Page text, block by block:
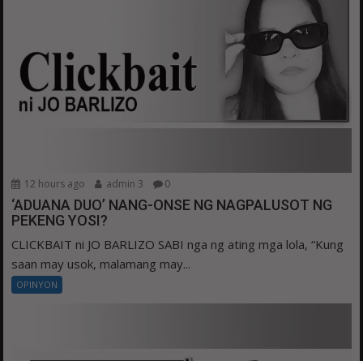
12 hours ago admin 3 0
‘ADUANA DUO’ NANG-ONSE NG NAGPALUSOT NG
PEKENG YOSI?
CLICKBAIT ni JO BARLIZO SABI nga ng ating mga lola, “Kung
saan may usok, malamang may...
OPINYON